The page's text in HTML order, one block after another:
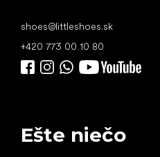
shoes@littleshoes.sk
+420 773 00 10 80
Ešte niečo